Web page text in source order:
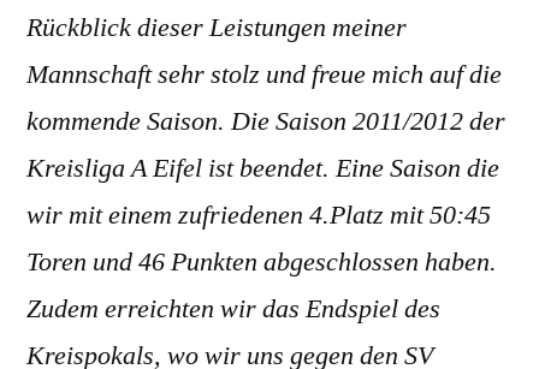
Rückblick dieser Leistungen meiner
Mannschaft sehr stolz und freue mich auf die
kommende Saison. Die Saison 2011/2012 der
Kreisliga A Eifel ist beendet. Eine Saison die
wir mit einem zufriedenen 4.Platz mit 50:45
Toren und 46 Punkten abgeschlossen haben.
Zudem erreichten wir das Endspiel des
Kreispokals, wo wir uns gegen den SV